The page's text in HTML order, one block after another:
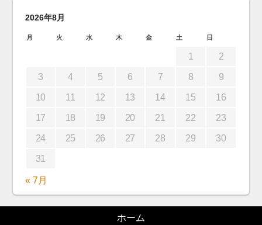
2026年8月
月 火 水 木 金 土 日
1 2
3 4 5 6 7 8 9
10 11 12 13 14 15 16
17 18 19 20 21 22 23
24 25 26 27 28 29 30
31
« 7月
ホーム